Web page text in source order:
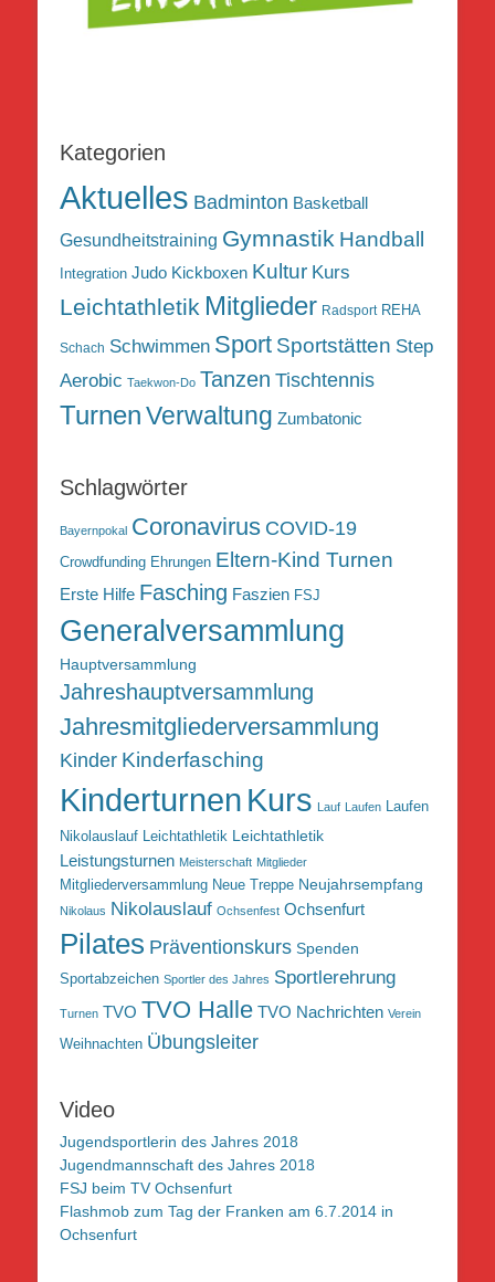
Kategorien
Aktuelles Badminton Basketball
Gesundheitstraining Gymnastik Handball
Integration Judo Kickboxen Kultur Kurs
Leichtathletik Mitglieder Radsport REHA
Schach Schwimmen Sport Sportstätten Step
Aerobic Taekwon-Do Tanzen Tischtennis
TurnenVerwaltung Zumbatonic
Schlagwörter
Bayernpokal Coronavirus COVID-19
Crowdfunding Ehrungen Eltern-Kind Turnen
Erste Hilfe Fasching Faszien FSJ
Generalversammlung
Hauptversammlung
Jahreshauptversammlung
Jahresmitgliederversammlung
Kinder Kinderfasching
Kinderturnen Kurs Lauf Laufen Laufen
Nikolauslauf Leichtathletik Leichtathletik
Leistungsturnen Meisterschaft Mitglieder
Mitgliederversammlung Neue Treppe Neujahrsempfang
Nikolaus Nikolauslauf Ochsenfest Ochsenfurt
Pilates Präventionskurs Spenden
Sportabzeichen Sportler des Jahres Sportlerehrung
Turnen TVO TVO Halle TVO Nachrichten Verein
Weihnachten Übungsleiter
Video
Jugendsportlerin des Jahres 2018
Jugendmannschaft des Jahres 2018
FSJ beim TV Ochsenfurt
Flashmob zum Tag der Franken am 6.7.2014 in
Ochsenfurt